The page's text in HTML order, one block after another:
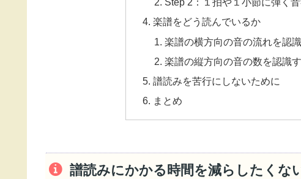
楽譜をどう読んでいるか
楽譜の横方向の音の流れを認
楽譜の縦方向の音の数を認識
譜読みを苦行にしないために
まとめ
譜読みにかかる時間を減らしたくな